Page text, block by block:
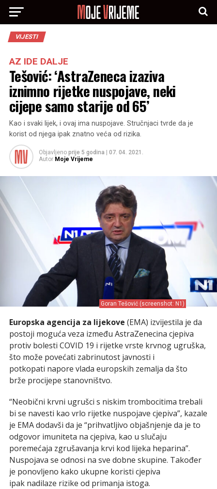
VIJESTI
AZ IDE DALJE
Tešović: ‘AstraZeneca izaziva
iznimno rijetke nuspojave, neki
cijepe samo starije od 65’
Kao i svaki lijek, i ovaj ima nuspojave. Stručnjaci tvrde da je
korist od njega ipak znatno veća od rizika.
Objavljeno prije 5 godina
07. 04. 2021.
Autor Moje Vrijeme
Goran Tešović (screenshot: N1)
Europska agencija za lijekove (EMA) izvijestila je da
postoji moguća veza između AstraZenecina cjepiva
protiv bolesti COVID 19 i rijetke vrste krvnog ugruška,
što može povećati zabrinutost javnosti i
potkopati napore vlada europskih zemalja da što
brže procijepe stanovništvo.
“Neobični krvni ugrušci s niskim trombocitima trebali
bi se navesti kao vrlo rijetke nuspojave cjepiva”, kazale
je EMA dodavši da je “prihvatljivo objašnjenje da je to
odgovor imuniteta na cjepiva, kao u slučaju
poremećaja zgrušavanja krvi kod lijeka heparina”.
Nuspojava se odnosi na sve dobne skupine. Također
je ponovljeno kako ukupne koristi cjepiva
ipak nadilaze rizike od primanja istoga.